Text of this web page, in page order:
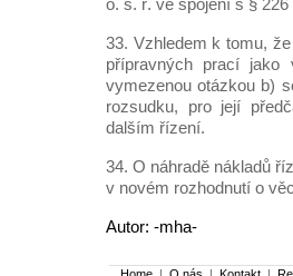
o. s. ř. ve spojení s § 226
33. Vzhledem k tomu,
přípravných prací jako
vymezenou otázkou b)
rozsudku, pro její
dalším řízení.
34. O náhradě nákladů
v novém rozhodnutí o
Autor: -mha-
Home | O nás | Kontakt |